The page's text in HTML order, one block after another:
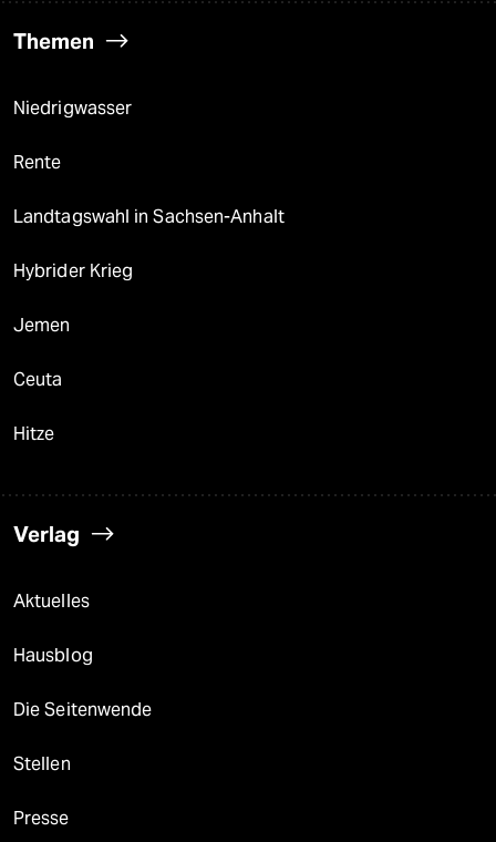
Themen
Niedrigwasser
Rente
Landtagswahl in Sachsen-Anhalt
Hybrider Krieg
Jemen
Ceuta
Hitze
Verlag
Aktuelles
Hausblog
Die Seitenwende
Stellen
Presse